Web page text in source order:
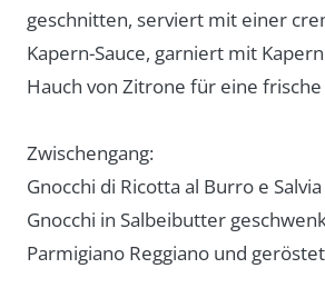
geschnitten, serviert mit einer
Kapern-Sauce, garniert mit
Hauch von Zitrone für eine
Zwischengang:
Gnocchi di Ricotta al Burro e
Gnocchi in Salbeibutter
Parmigiano Reggiano und